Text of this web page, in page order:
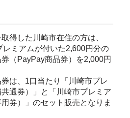
得した川崎市在住の方は、
ミアムが付いた2,600円分の
（PayPay商品券）を2,000円
は、1口当たり「川崎市プレ
通券）」と「川崎市プレミア
券）」のセット販売となりま